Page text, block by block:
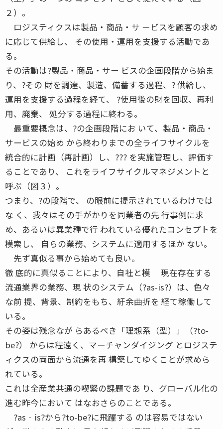
２）。
ロジスティクスは製品・商品・サ ービスを顧客の求め
に応じて供給し、 その使用・運用を支援する活動であ
る。
その活動は?製品・商品・サー ビスの企画段階から始ま
り、?その 財を調達、製造、備蓄する過程、? 供給し、
運用を支援する過程を経て、 ?使用後の財を回収、再利
用、廃棄、 処分する過程に終わる。
最重要概念は、?の企画段階にお いて、製品・商品・
サービスの始め から終わりまでの全ライフサイクルを
統合的に計画（再計画）し、??? を実施管理し、評価す
ることであり、 これをライフサイクルマネジメントと
呼ぶ（図３）。
つまり、?の段階で、 の眼前に提示されているわけでは
な く、我々はその手がかりを同業者の先 行事例に求
め、あるいは異業種で行 われている優れたコンセプトを
模索し、 自らの業務、システムに適用するほか ない。
先ず真似る事から始めても良い。
徹 底的に真似ることにより、自社と模 現在存在する
流通業界の業務、現 状のシステム（?as-is?）は、色々
な前 提、背景、制約をもち、紆余曲折を 経て稼働して
いる。
その姿は残念なが らあるべき「理想系（型）」（?to-
be?） からは程遠く、マーチャンダイジング とロジステ
ィクスの両面から流通を再 構築してゆくことが求めら
れている。
これは全産業共通の喫緊の課題であ り、グローバル化の
進む昨今において はなおさらのことである。
?as‐is?から?to-be?に飛躍する のは容易ではない